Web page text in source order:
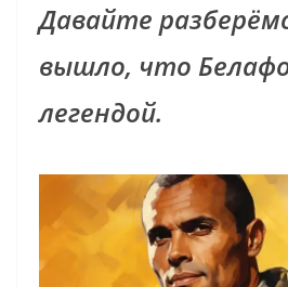
Давайте
вышло, что
легендой.